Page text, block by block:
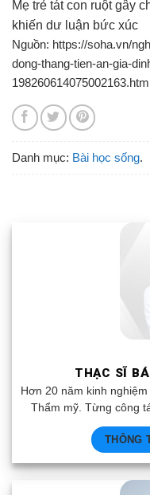
Mẹ trẻ tát con ruột gây
khiến dư luận bức xúc
Nguồn: https://soha.vn/
dong-thang-tien-an-gia-
198260614075002163.htm
Danh mục: Bài học sống.
THẠC SĨ
Hơn 20 năm kinh
Thẩm mỹ. Từng công
THÔNG